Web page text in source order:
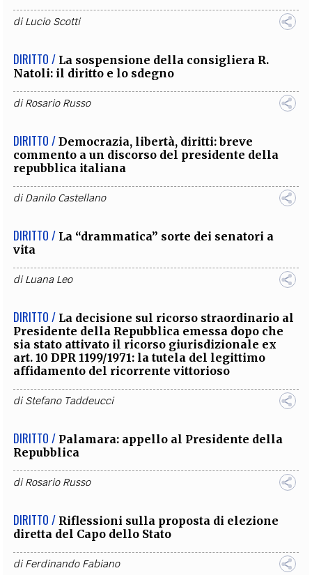
diLucio Scotti
DIRITTO / La sospensione della consigliera R.
Natoli: il diritto e lo sdegno
diRosario Russo
DIRITTO / Democrazia, libertà, diritti: breve
commento a un discorso del presidente della
repubblica italiana
diDanilo Castellano
DIRITTO / La “drammatica” sorte dei senatori a
vita
diLuana Leo
DIRITTO / La decisione sul ricorso straordinario al
Presidente della Repubblica emessa dopo che
sia stato attivato il ricorso giurisdizionale ex
art. 10 DPR 1199/1971: la tutela del legittimo
affidamento del ricorrente vittorioso
diStefano Taddeucci
DIRITTO / Palamara: appello al Presidente della
Repubblica
diRosario Russo
DIRITTO / Riflessioni sulla proposta di elezione
diretta del Capo dello Stato
diFerdinando Fabiano